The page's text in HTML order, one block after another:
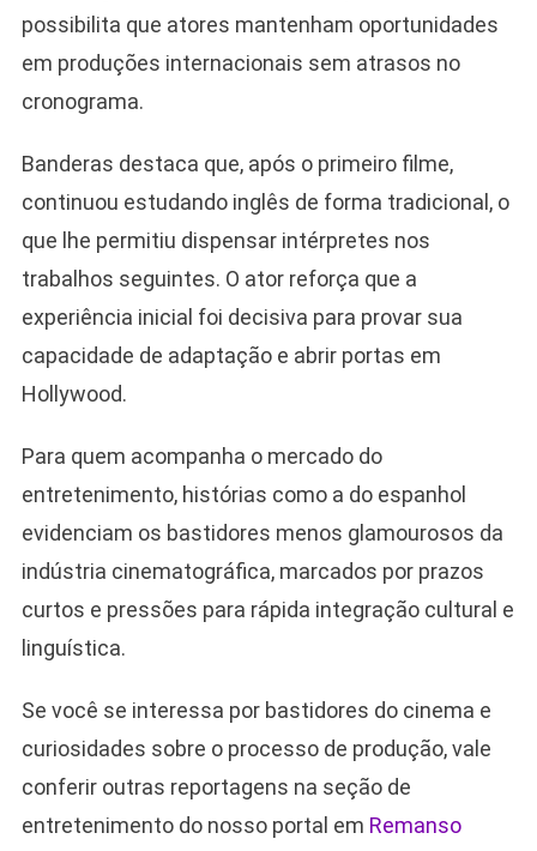
possibilita que atores mantenham oportunidades
em produções internacionais sem atrasos no
cronograma.
Banderas destaca que, após o primeiro filme,
continuou estudando inglês de forma tradicional, o
que lhe permitiu dispensar intérpretes nos
trabalhos seguintes. O ator reforça que a
experiência inicial foi decisiva para provar sua
capacidade de adaptação e abrir portas em
Hollywood.
Para quem acompanha o mercado do
entretenimento, histórias como a do espanhol
evidenciam os bastidores menos glamourosos da
indústria cinematográfica, marcados por prazos
curtos e pressões para rápida integração cultural e
linguística.
Se você se interessa por bastidores do cinema e
curiosidades sobre o processo de produção, vale
conferir outras reportagens na seção de
entretenimento do nosso portal em Remanso